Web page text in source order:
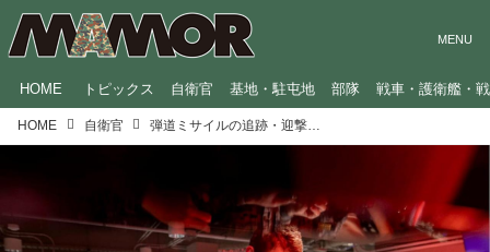
HOME トピックス 自衛官 基地・駐屯地 部隊 戦車・護衛艦・
HOME 自衛官